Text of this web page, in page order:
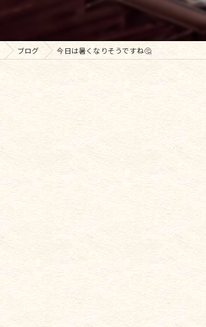
ブログ 今日は暑くなりそうですね🤔